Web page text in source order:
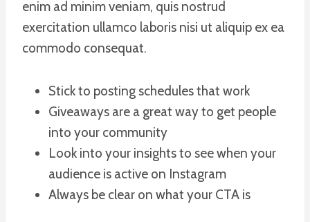
enim ad minim veniam, quis nostrud
exercitation ullamco laboris nisi ut aliquip ex ea
commodo consequat.
Stick to posting schedules that work
Giveaways are a great way to get people
into your community
Look into your insights to see when your
audience is active on Instagram
Always be clear on what your CTA is